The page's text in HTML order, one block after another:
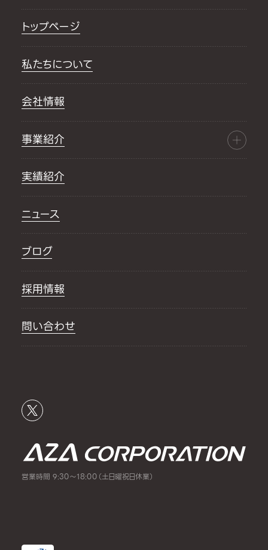
トップページ
私たちについて
会社情報
事業紹介
実績紹介
ニュース
ブログ
採用情報
問い合わせ
営業時間 9:30～18:00（土日曜祝日休業）